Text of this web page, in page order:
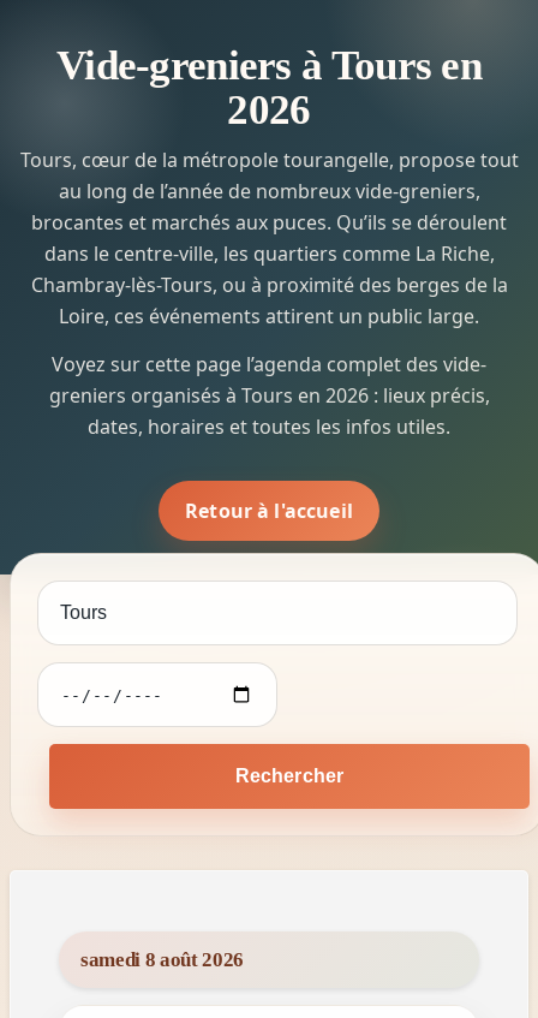
Vide-greniers à Tours en
2026
Tours, cœur de la métropole tourangelle, propose tout
au long de l’année de nombreux vide-greniers,
brocantes et marchés aux puces. Qu’ils se déroulent
dans le centre-ville, les quartiers comme La Riche,
Chambray-lès-Tours, ou à proximité des berges de la
Loire, ces événements attirent un public large.
Voyez sur cette page l’agenda complet des vide-
greniers organisés à Tours en 2026 : lieux précis,
dates, horaires et toutes les infos utiles.
Retour à l'accueil
Rechercher
samedi 8 août 2026